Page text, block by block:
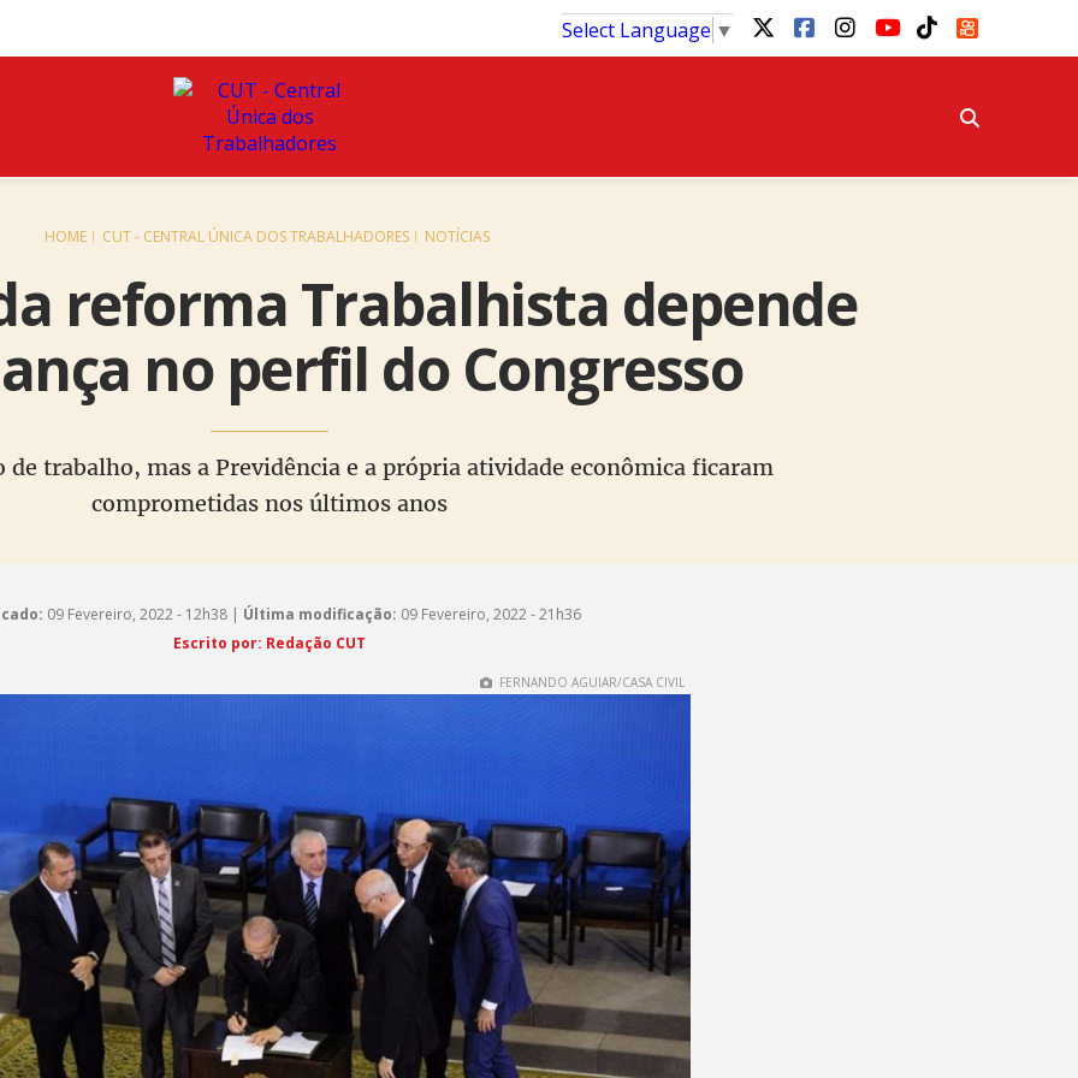
Select Language ▼
HOME CUT - CENTRAL ÚNICA DOS TRABALHADORES NOTÍCIAS
reforma Trabalhista depende
no perfil do Congresso
de trabalho, mas a Previdência e a própria atividade econômica ficaram
comprometidas nos últimos anos
09 Fevereiro, 2022 - 12h38 | Última modificação: 09 Fevereiro, 2022 - 21h36
Escrito por: Redação CUT
FERNANDO AGUIAR/CASA CIVIL